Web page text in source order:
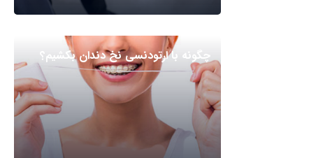
چگونه با ارتودنسی نخ دندان بکشیم؟